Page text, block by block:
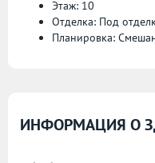
Этаж: 10
Отделка: Под
Планировка:
ИНФОРМАЦИЯ О